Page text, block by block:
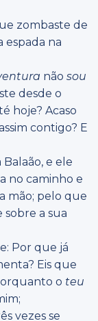
zombaste de
espada na
não sou
desde o
hoje? Acaso
contigo? E
e ele
no caminho e
mão; pelo que
a sua
Por que já
Eis que
o teu
vezes se